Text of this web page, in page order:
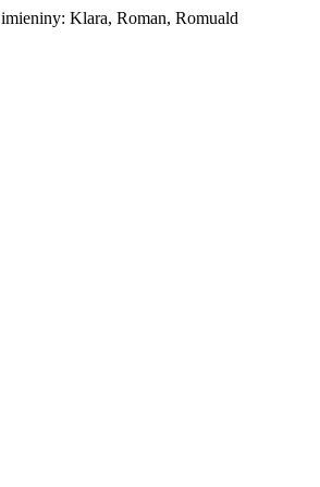
imieniny: Klara, Roman, Romuald